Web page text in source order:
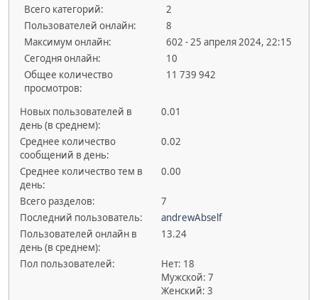
Всего категорий:
2
Пользователей онлайн:
8
Максимум онлайн:
602 - 25 апреля 2024, 22:15
Сегодня онлайн:
10
Общее количество
просмотров:
11 739 942
Новых пользователей в
день (в среднем):
0.01
Среднее количество
сообщений в день:
0.02
Среднее количество тем в
день:
0.00
Всего разделов:
7
Последний пользователь:
andrewAbself
Пользователей онлайн в
день (в среднем):
13.24
Пол пользователей:
Нет: 18
Мужской: 7
Женский: 3